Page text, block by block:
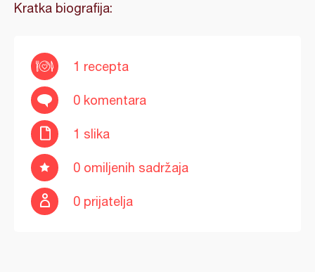
Kratka biografija:
1 recepta
0 komentara
1 slika
0 omiljenih sadržaja
0 prijatelja